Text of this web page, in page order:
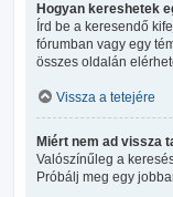
Hogyan kereshetek
Írd be a keresendő
fórumban vagy egy
összes oldalán
Vissza a tetejére
Miért nem ad vissza
Valószínűleg a
Próbálj meg egy